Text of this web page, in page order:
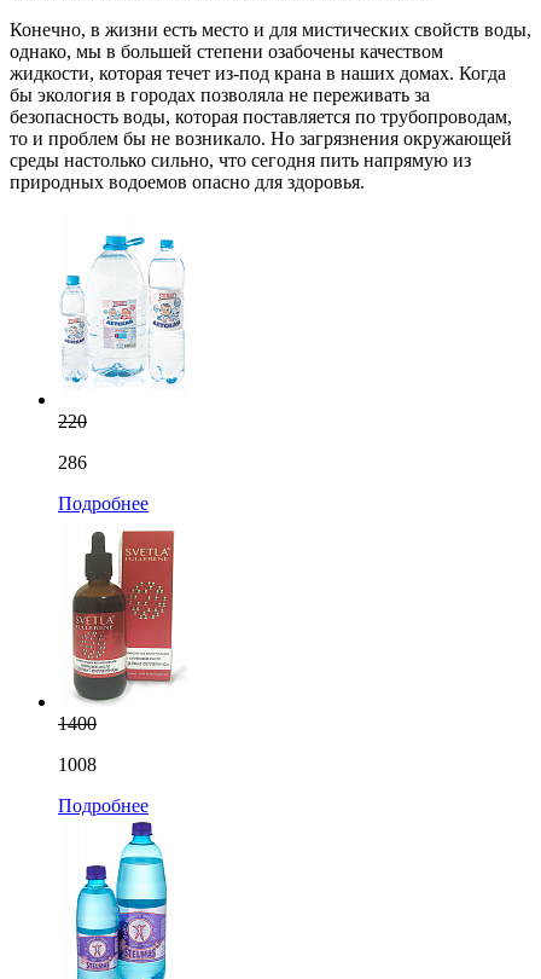
Конечно, в жизни есть место и для мистических свойств воды,
однако, мы в большей степени озабочены качеством
жидкости, которая течет из-под крана в наших домах. Когда
бы экология в городах позволяла не переживать за
безопасность воды, которая поставляется по трубопроводам,
то и проблем бы не возникало. Но загрязнения окружающей
среды настолько сильно, что сегодня пить напрямую из
природных водоемов опасно для здоровья.
220
286
Подробнее
1400
1008
Подробнее